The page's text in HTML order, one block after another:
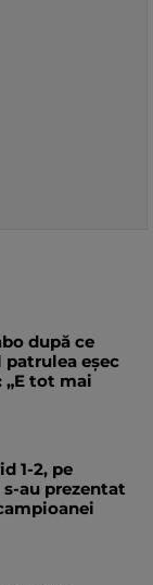
după ce
patrulea eșec
tot mai
1-2, pe
s-au prezentat